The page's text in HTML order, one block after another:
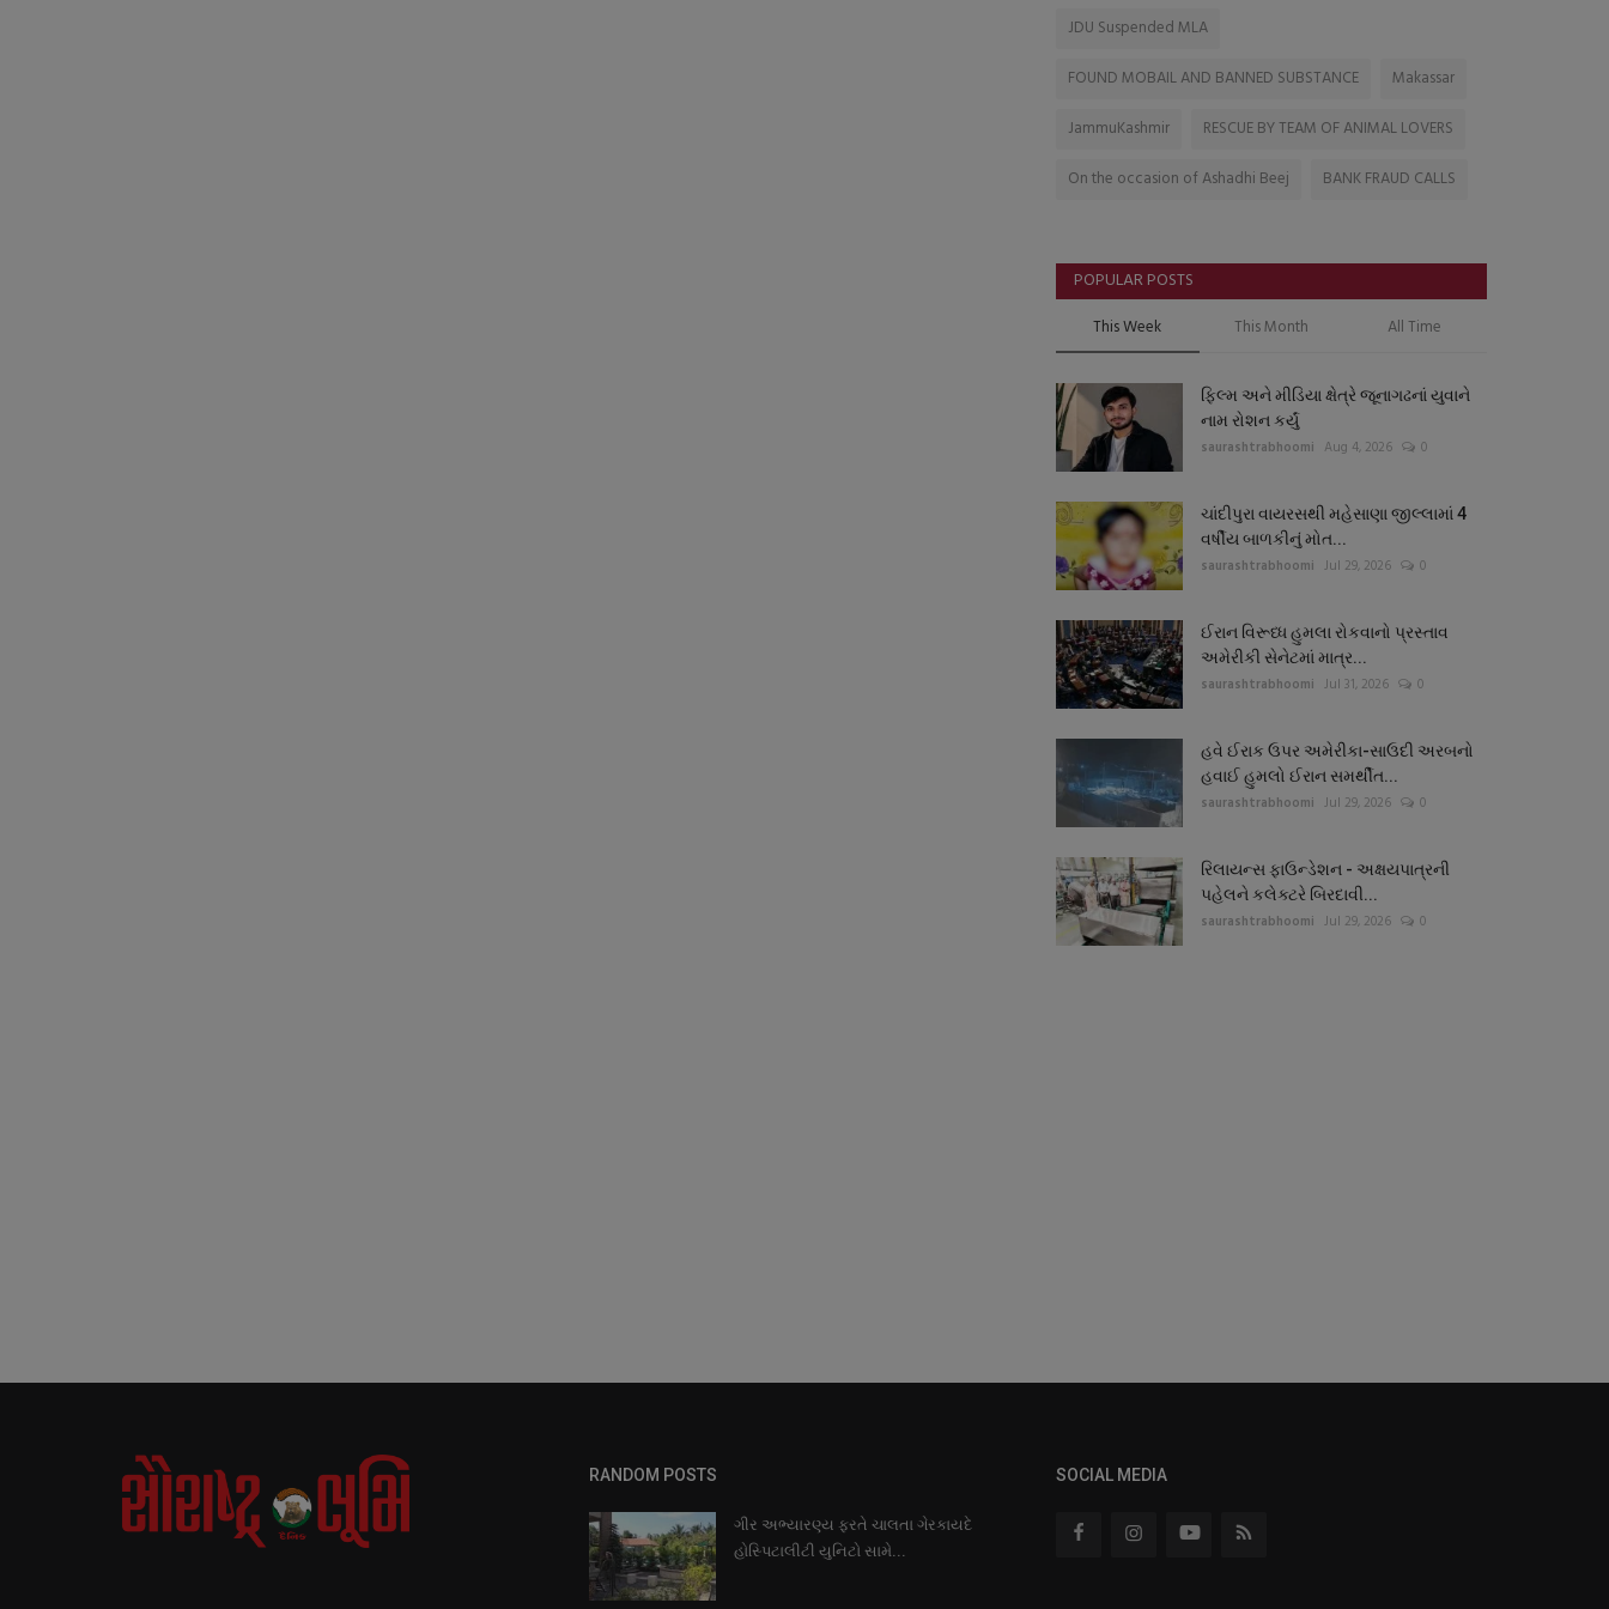
JDU Suspended MLA
FOUND MOBAIL AND BANNED SUBSTANCE
Makassar
JammuKashmir
RESCUE BY TEAM OF ANIMAL LOVERS
On the occasion of Ashadhi Beej
BANK FRAUD CALLS
POPULAR POSTS
This Week This Month All Time
ફિલ્મ અને મીડિયા ક્ષેત્રે જૂનાગઢનાં યુવાને
નામ રોશન કર્યું
saurashtrabhoomi Aug 4, 2026 0
ચાંદીપુરા વાયરસથી મહેસાણા જીલ્લામાં 4
વર્ષીય બાળકીનું મોત...
saurashtrabhoomi Jul 29, 2026 0
ઈરાન વિરૂધ્ધ હુમલા રોકવાનો પ્રસ્તાવ
અમેરીકી સેનેટમાં માત્ર...
saurashtrabhoomi Jul 31, 2026 0
હવે ઈરાક ઉપર અમેરીકા-સાઉદી અરબનો
હવાઈ હુમલો ઈરાન સમર્થીત...
saurashtrabhoomi Jul 29, 2026 0
રિલાયન્સ ફાઉન્ડેશન - અક્ષયપાત્રની
પહેલને કલેક્ટરે બિરદાવી...
saurashtrabhoomi Jul 29, 2026 0
RANDOM POSTS
ગીર અભ્યારણ્ય ફરતે ચાલતા ગેરકાયદે
હોસ્પિટાલીટી યુનિટો સામે...
SOCIAL MEDIA